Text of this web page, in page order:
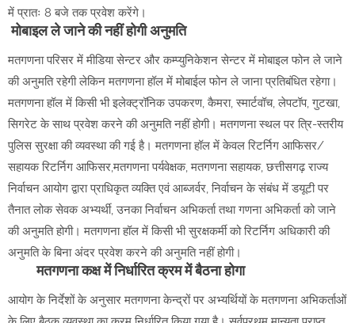
में प्रातः 8 बजे तक प्रवेश करेंगे।
मोबाइल ले जाने की नहीं होगी अनुमति
मतगणना परिसर में मीडिया सेन्टर और कम्प्युनिकेशन सेन्टर में मोबाइल फोन ले जाने
की अनुमति रहेगी लेकिन मतगणना हॉल में मोबाईल फोन ले जाना प्रतिबंधित रहेगा।
मतगणना हॉल में किसी भी इलेक्ट्रॉनिक उपकरण, कैमरा, स्मार्टवॉच, लेपटॉप, गुटखा,
सिगरेट के साथ प्रवेश करने की अनुमति नहीं होगी। मतगणना स्थल पर त्रि-स्तरीय
पुलिस सुरक्षा की व्यवस्था की गई है। मतगणना हॉल में केवल रिटर्निग आफिसर/
सहायक रिटर्निग आफिसर,मतगणना पर्यवेक्षक, मतगणना सहायक, छत्तीसगढ़ राज्य
निर्वाचन आयोग द्वारा प्राधिकृत व्यक्ति एवं आब्जर्वर, निर्वाचन के संबंध में डयूटी पर
तैनात लोक सेवक अभ्यर्थी, उनका निर्वाचन अभिकर्ता तथा गणना अभिकर्ता को जाने
की अनुमति होगी। मतगणना हॉल में किसी भी सुरक्षकर्मी को रिटर्निग अधिकारी की
अनुमति के बिना अंदर प्रवेश करने की अनुमति नहीं होगी।
मतगणना कक्ष में निर्धारित क्रम में बैठना होगा
आयोग के निर्देशों के अनुसार मतगणना केन्द्रों पर अभ्यर्थियों के मतगणना अभिकर्ताओं